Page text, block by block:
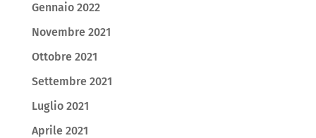
Gennaio 2022
Novembre 2021
Ottobre 2021
Settembre 2021
Luglio 2021
Aprile 2021